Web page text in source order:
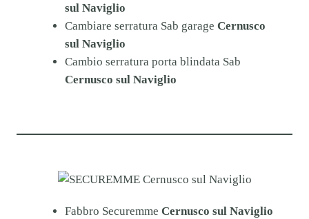
sul Naviglio
Cambiare serratura Sab garage Cernusco
sul Naviglio
Cambio serratura porta blindata Sab
Cernusco sul Naviglio
Fabbro Securemme Cernusco sul Naviglio